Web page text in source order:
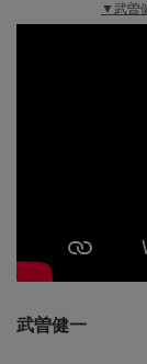
▼武曽
武曽健一